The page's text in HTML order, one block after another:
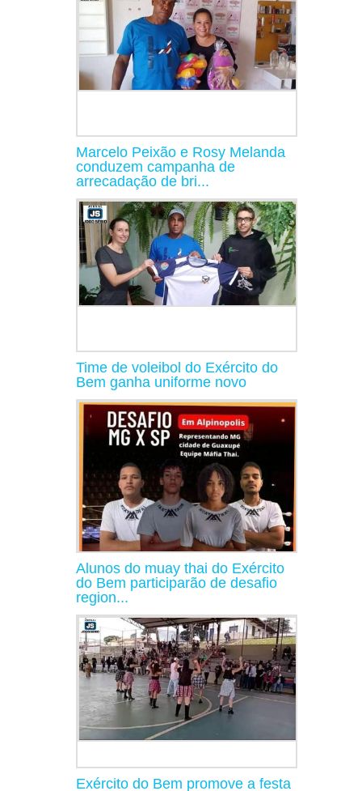
Marcelo Peixão e Rosy Melanda
conduzem campanha de
arrecadação de bri...
Time de voleibol do Exército do
Bem ganha uniforme novo
Alunos do muay thai do Exército
do Bem participarão de desafio
region...
Exército do Bem promove a festa